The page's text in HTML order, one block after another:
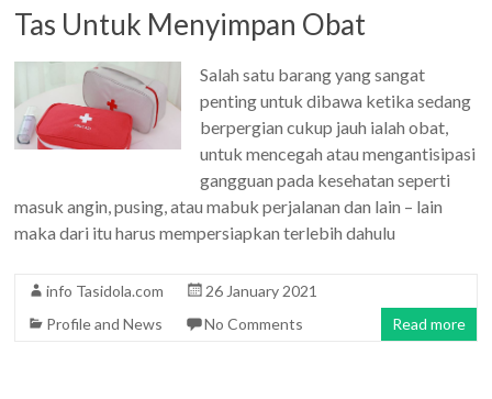
Tas Untuk Menyimpan Obat
Salah satu barang yang sangat
penting untuk dibawa ketika sedang
berpergian cukup jauh ialah obat,
untuk mencegah atau mengantisipasi
gangguan pada kesehatan seperti
masuk angin, pusing, atau mabuk perjalanan dan lain – lain
maka dari itu harus mempersiapkan terlebih dahulu
info Tasidola.com
26 January 2021
Profile and News
No Comments Read more